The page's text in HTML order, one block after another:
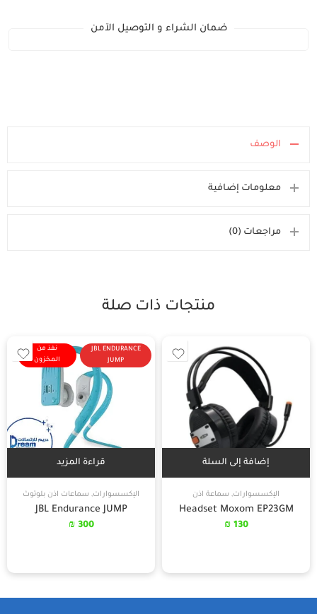
ضمان الشراء و التوصيل الآمن
الوصف
معلومات إضافية
مراجعات (0)
منتجات ذات صلة
إضافة إلى السلة
الإكسسوارات, سماعة اذن
Headset Moxom EP23GM
130
₪
JBL ENDURANCE
JUMP
نفذ من
المخزون
قراءة المزيد
الإكسسوارات, سماعات اذن بلوتوث
JBL Endurance JUMP
300
₪